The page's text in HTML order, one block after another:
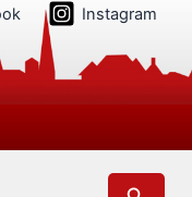
Instagram
Suchen